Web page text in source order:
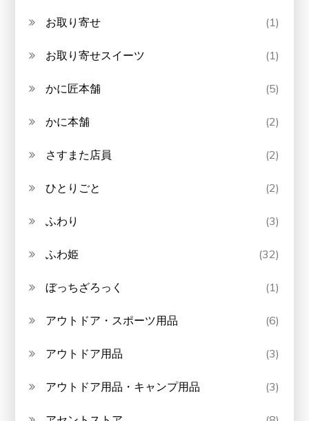
お取り寄せ (1)
お取り寄せスイーツ (1)
かに匠本舗 (5)
かに本舗 (2)
さすまた店員 (2)
ひとりごと (2)
ふわり (3)
ふわ姫 (32)
ぼっちざろっく (1)
アウトドア・スポーツ用品 (6)
アウトドア用品 (3)
アウトドア用品・キャンプ用品 (3)